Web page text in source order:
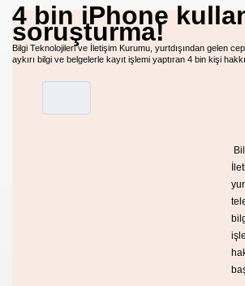
4 bin iPhone
soruşturma!
Bilgi Teknolojileri ve İletişim Kurumu, yurtdışından gelen
aykırı bilgi ve belgelerle kayıt işlemi yaptıran 4 bin kişi